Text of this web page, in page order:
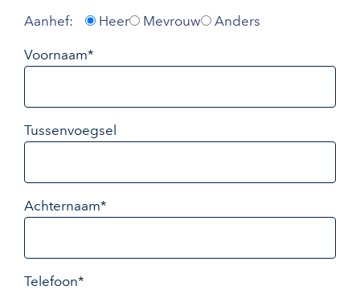
Aanhef: Heer Mevrouw Anders
Voornaam*
Tussenvoegsel
Achternaam*
Telefoon*